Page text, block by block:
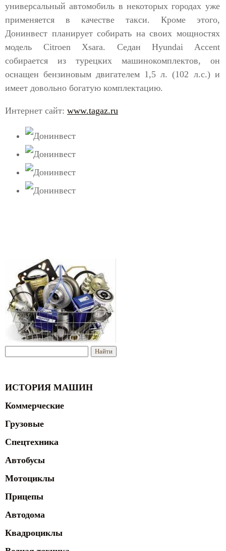
универсальный автомобиль в некоторых городах уже
применяется в качестве такси. Кроме этого,
Донинвест планирует собирать на своих мощностях
модель Citroen Xsara. Седан Hyundai Accent
собирается из турецких машинокомплектов, он
оснащен бензиновым двигателем 1,5 л. (102 л.с.) и
имеет довольно богатую комплектацию.
Интернет сайт: www.tagaz.ru
ИСТОРИЯ МАШИН
Коммерческие
Грузовые
Спецтехника
Автобусы
Мотоциклы
Прицепы
Автодома
Квадроциклы